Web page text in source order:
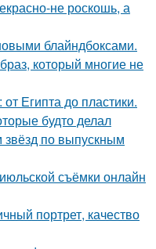
не роскошь, а
блайндбоксами.
который многие не
Египта до пластики.
будто делал
по выпускным
съёмки онлайн
портрет, качество